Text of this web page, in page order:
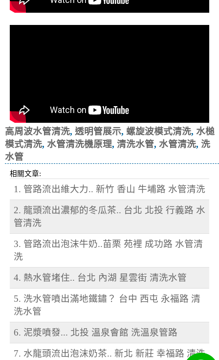
高周波水管清洗, 透明管展示, 螺旋波模式清洗, 水槌
模式清洗, 水管清洗機原理, 清洗水管, 水管清洗, 洗
水管
相關文章:
1. 管路流出維大力.. 新竹 香山 牛埔路 水管清洗
2. 龍頭流出濃郁的冬瓜茶.. 台北 北投 行義路 水
管清洗
3. 管路流出泡沫牛奶..苗栗 苑裡 成功路 水管清
洗
4. 熱水管堵住.. 台北 內湖 星雲街 清洗水管
5. 洗水管噴出滿地鐵鏽？ 台中 西屯 永福路 清
洗水管
6. 泥漿噴發... 北投 溫泉會館 洗溫泉管路
7. 水龍頭流出泡沫奶茶.. 新北 新莊 幸福路 清洗